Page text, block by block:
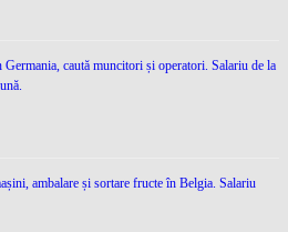
Germania, caută muncitori și operatori. Salariu de la
ambalare și sortare fructe în Belgia. Salariu